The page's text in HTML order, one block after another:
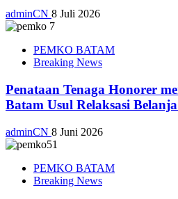
adminCN 8 Juli 2026
PEMKO BATAM
Breaking News
Penataan Tenaga Honorer
Batam Usul Relaksasi
adminCN 8 Juni 2026
PEMKO BATAM
Breaking News